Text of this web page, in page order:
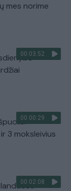
mes norime
00:03:52
–
00:00:29
3 moksleivius
00:02:08